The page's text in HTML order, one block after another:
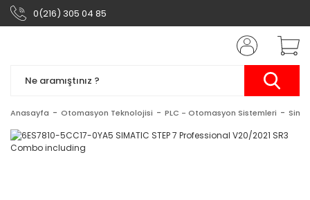
0(216) 305 04 85
Anasayfa Otomasyon Teknolojisi PLC - Otomasyon Sistemleri